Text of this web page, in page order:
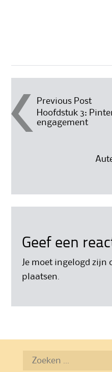
Previous Post
Hoofdstuk 3:
engagement
Geef een
Je moet ingelogd zijn
plaatsen.
Zoeken